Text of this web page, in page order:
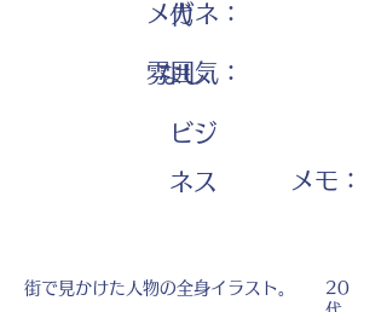
代
メガネ：
なし
雰囲気：
ビジ
ネス
​メモ：
街で見かけた人物の全身イラスト。
20